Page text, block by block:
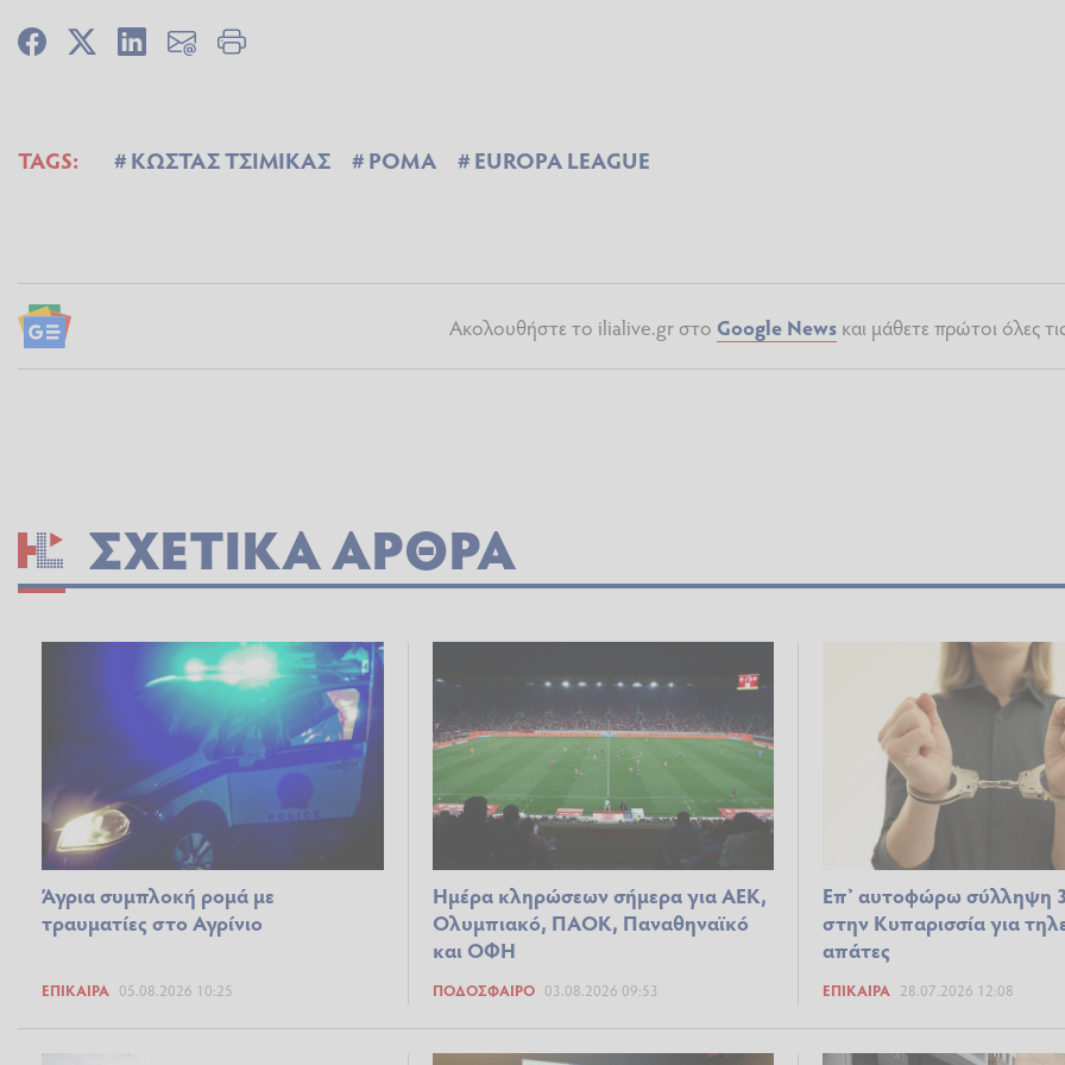
TAGS: ΚΩΣΤΑΣ ΤΣΙΜΙΚΑΣ ΡΟΜΑ EUROPA LEAGUE
Ακολουθήστε το ilialive.gr στο Google Newsκαι μάθετε πρώτοι όλες
ΣΧΕΤΙΚΆ ΆΡΘΡΑ
Άγρια συμπλοκή ρομά με
τραυματίες στο Αγρίνιο
ΕΠΊΚΑΙΡΑ 05.08.2026 10:25
Ημέρα κληρώσεων σήμερα για ΑΕΚ,
Ολυμπιακό, ΠΑΟΚ, Παναθηναϊκό
και ΟΦΗ
ΠΟΔΌΣΦΑΙΡΟ 03.08.2026 09:53
Επ’ αυτοφώρω σύλληψη
στην Κυπαρισσία για
απάτες
ΕΠΊΚΑΙΡΑ 28.07.2026 12:08